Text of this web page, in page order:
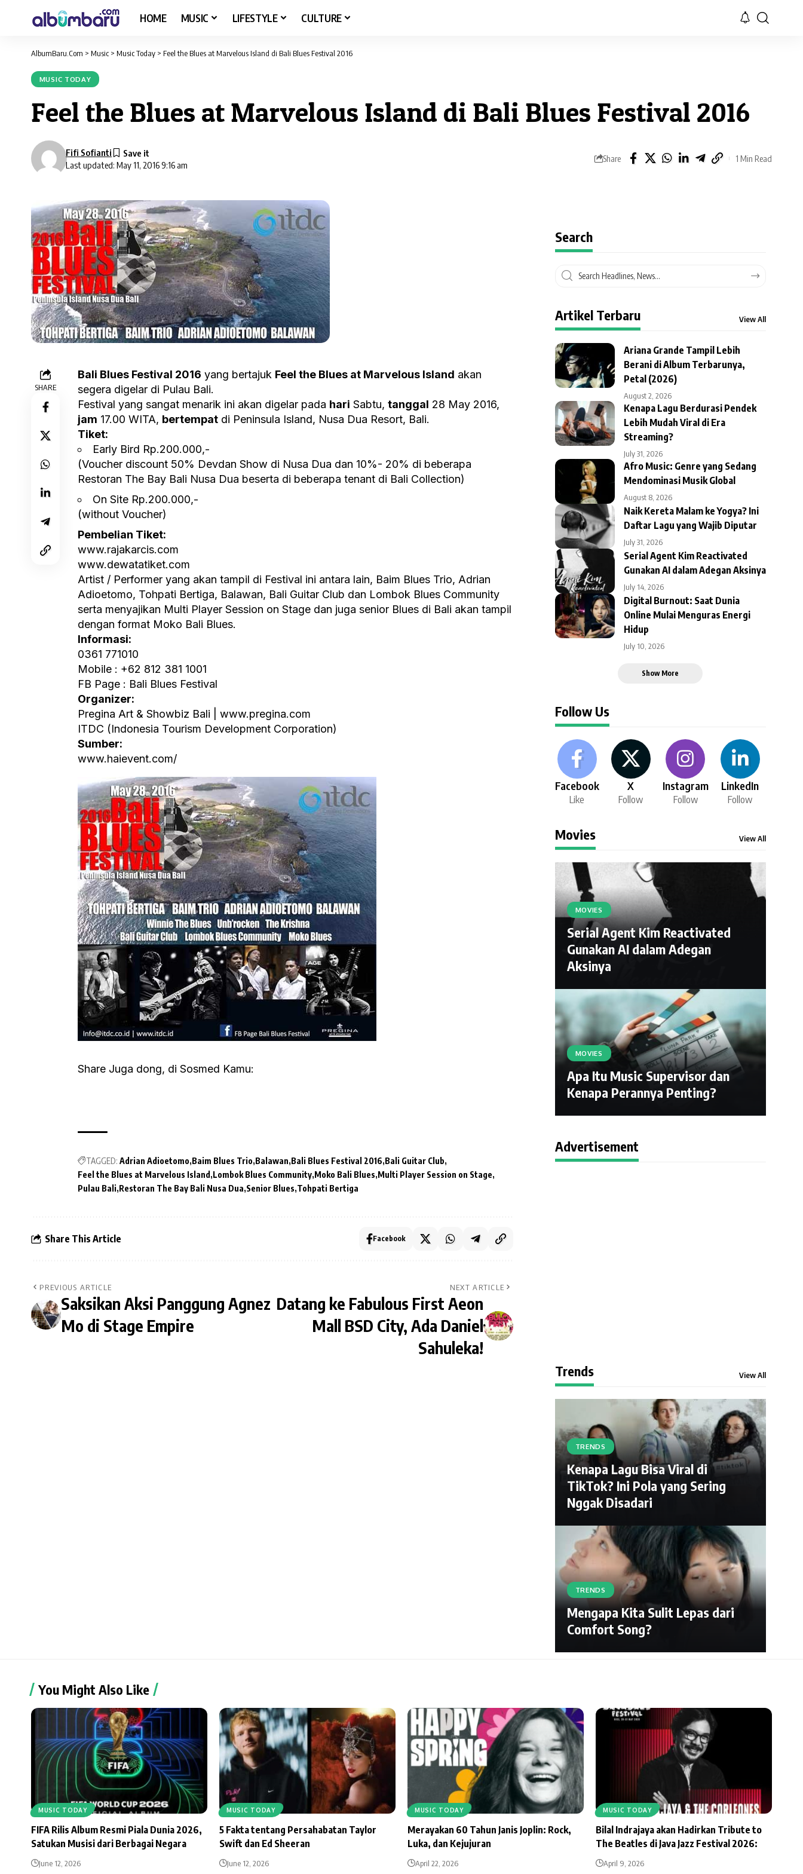
HOME MUSIC LIFESTYLE CULTURE
AlbumBaru.Com > Music > Music Today > Feel the Blues at Marvelous Island di Bali Blues Festival 2016
MUSIC TODAY
Feel the Blues at Marvelous Island di Bali Blues Festival 2016
Last updated: May 11, 2016 9:16 am
Fifi Sofianti
Share 1 Min Read
SHARE
Bali Blues Festival 2016 yang bertajuk Feel the Blues at Marvelous Island akan
segera digelar di Pulau Bali.
Festival yang sangat menarik ini akan digelar pada hari Sabtu, tanggal 28 May 2016,
jam 17.00 WITA, bertempat di Peninsula Island, Nusa Dua Resort, Bali.
Tiket:
Early Bird Rp.200.000,-
(Voucher discount 50% Devdan Show di Nusa Dua dan 10%- 20% di beberapa
Restoran The Bay Bali Nusa Dua beserta di beberapa tenant di Bali Collection)
On Site Rp.200.000,-
(without Voucher)
Pembelian Tiket:
www.rajakarcis.com
www.dewatatiket.com
Artist / Performer yang akan tampil di Festival ini antara lain, Baim Blues Trio, Adrian
Adioetomo, Tohpati Bertiga, Balawan, Bali Guitar Club dan Lombok Blues Community
serta menyajikan Multi Player Session on Stage dan juga senior Blues di Bali akan tampil
dengan format Moko Bali Blues.
Informasi:
0361 771010
Mobile : +62 812 381 1001
FB Page : Bali Blues Festival
Organizer:
Pregina Art & Showbiz Bali | www.pregina.com
ITDC (Indonesia Tourism Development Corporation)
Sumber:
www.haievent.com/
Share Juga dong, di Sosmed Kamu:
TAGGED: Adrian Adioetomo Baim Blues Trio Balawan Bali Blues Festival 2016 Bali Guitar Club
Feel the Blues at Marvelous Island Lombok Blues Community Moko Bali Blues Multi Player Session on Stage
Pulau Bali Restoran The Bay Bali Nusa Dua Senior Blues Tohpati Bertiga
Share This Article Facebook
PREVIOUS ARTICLE
Saksikan Aksi Panggung Agnez
Mo di Stage Empire
NEXT ARTICLE
Datang ke Fabulous First Aeon
Mall BSD City, Ada Daniel
Sahuleka!
Search
Artikel Terbaru View All
Ariana Grande Tampil Lebih
Berani di Album Terbarunya,
Petal (2026)
August 2, 2026
Kenapa Lagu Berdurasi Pendek
Lebih Mudah Viral di Era
Streaming?
July 31, 2026
Afro Music: Genre yang Sedang
Mendominasi Musik Global
August 8, 2026
Naik Kereta Malam ke Yogya? Ini
Daftar Lagu yang Wajib Diputar
July 31, 2026
Serial Agent Kim Reactivated
Gunakan AI dalam Adegan Aksinya
July 14, 2026
Digital Burnout: Saat Dunia
Online Mulai Menguras Energi
Hidup
July 10, 2026
Show More
Follow Us
Facebook
Like
X
Follow
Instagram
Follow
LinkedIn
Follow
Movies View All
MOVIES
Serial Agent Kim Reactivated
Gunakan AI dalam Adegan
Aksinya
MOVIES
Apa Itu Music Supervisor dan
Kenapa Perannya Penting?
Advertisement
Trends View All
TRENDS
Kenapa Lagu Bisa Viral di
TikTok? Ini Pola yang Sering
Nggak Disadari
TRENDS
Mengapa Kita Sulit Lepas dari
Comfort Song?
You Might Also Like
MUSIC TODAY
FIFA Rilis Album Resmi Piala Dunia 2026,
Satukan Musisi dari Berbagai Negara
June 12, 2026
MUSIC TODAY
5 Fakta tentang Persahabatan Taylor
Swift dan Ed Sheeran
June 12, 2026
MUSIC TODAY
Merayakan 60 Tahun Janis Joplin: Rock,
Luka, dan Kejujuran
April 22, 2026
MUSIC TODAY
Bilal Indrajaya akan Hadirkan Tribute to
The Beatles di Java Jazz Festival 2026:
April 9, 2026